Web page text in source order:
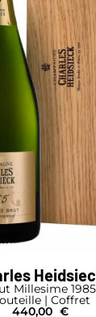
de
Bleu Brut
Bouteille
27,00 €